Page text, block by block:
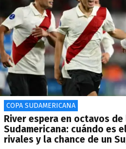
COPA SUDAMERICANA
River espera en octavos de
Sudamericana: cuándo es
rivales y la chance de un